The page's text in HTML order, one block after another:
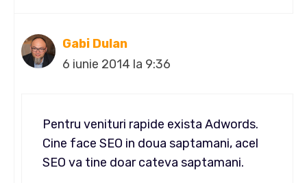
Gabi Dulan
6 iunie 2014 la 9:36
Pentru venituri rapide exista Adwords.
Cine face SEO in doua saptamani, acel
SEO va tine doar cateva saptamani.